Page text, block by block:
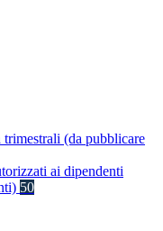
trimestrali (da pubblicare
ai dipendenti
50